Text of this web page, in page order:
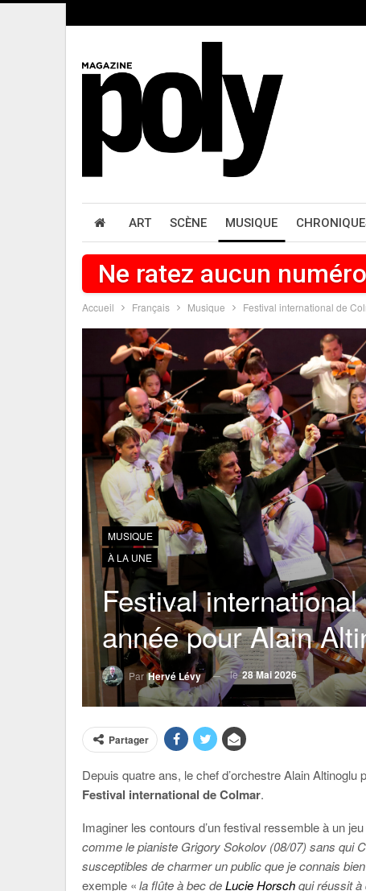
ART SCÈNE MUSIQUE
Ne ratez aucun numéro
Accueil Français Musique Festival international de
MUSIQUE
À LA UNE
Festival
année pour Alain
Par Hervé Lévy le28 Mai 2026
Partager
Depuis quatre ans, le chef d’orchestre Alain
Festival international de Colmar.
Imaginer les contours d’un festival ressemble à un jeu
comme le pianiste Grigory Sokolov (08/07) sans qui
susceptibles de charmer un public que je connais
exemple «la flûte à bec deLucie Horschqui réussit à